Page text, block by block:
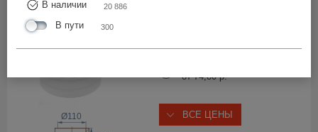
В наличии 20 886
В пути 300
TXT110
Ø110
от 74,80 р.
ВСЕ ЦЕНЫ